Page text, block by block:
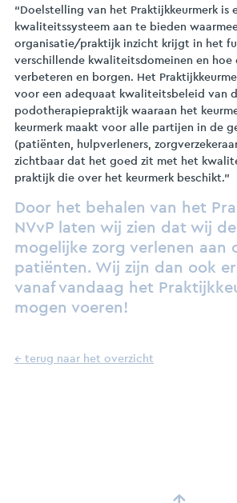
“Doelstelling van het Praktijkkeurmerk is
kwaliteitssysteem aan te bieden
organisatie/praktijk inzicht krijgt in het
verschillende kwaliteitsdomeinen en
verbeteren en borgen. Het
voor een adequaat kwaliteitsbeleid van
podotherapiepraktijk waaraan het
keurmerk maakt voor alle partijen in de
(patiënten, hulpverleners,
zichtbaar dat het goed zit met het
praktijk die over het keurmerk beschikt.”
Door het behalen van het
NVvP laten wij zien dat wij
mogelijke zorg verlenen aan
patiënten. Wij zijn dan ook
vanaf vandaag het
mogen voeren!
← terug naar het overzicht